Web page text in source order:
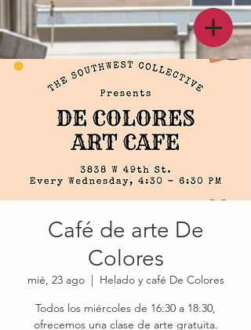
Café de arte De
Colores
mié, 23 ago
  |
Helado y café De Colores
Todos los miércoles de 16:30 a 18:30,
ofrecemos una clase de arte gratuita.